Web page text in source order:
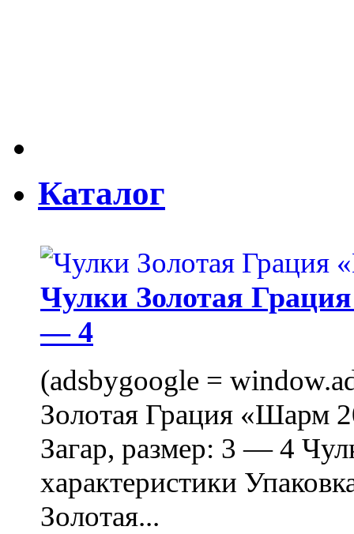
Каталог
Чулки Золотая
— 4
(adsbygoogle =
Золотая Грация «Шарм
Загар, размер: 3 — 4
характеристики
Золотая...